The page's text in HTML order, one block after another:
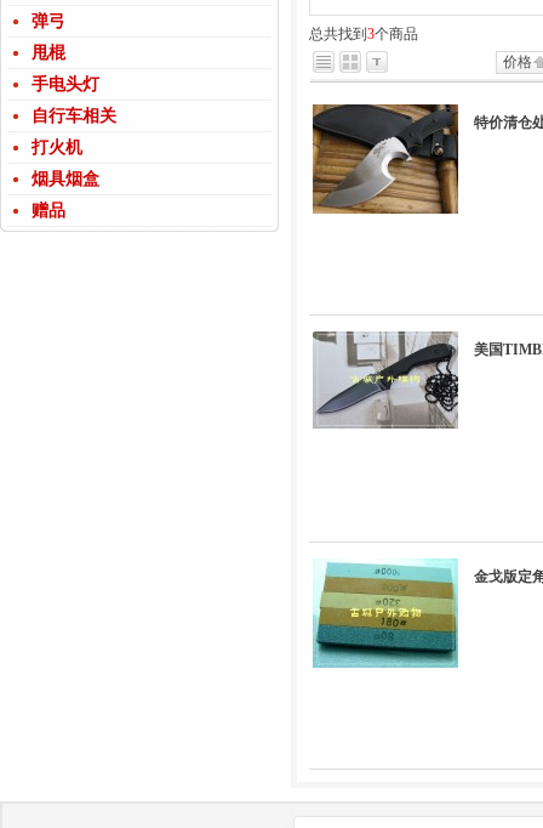
弹弓
甩棍
手电头灯
自行车相关
打火机
烟具烟盒
赠品
总共找到 3个商品
价格
特价清仓
美国
金戈版定